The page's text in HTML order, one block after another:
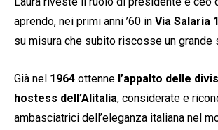
aprendo, nei primi anni ’60 in Via Salaria
su misura che subito riscosse un grande
Già nel 1964 ottenne l’appalto delle
hostess dell’Alitalia, considerate e
ambasciatrici dell’eleganza italiana nel